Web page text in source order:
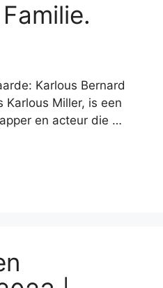
Karlous Bernard
Karlous Miller, is een
en acteur die …